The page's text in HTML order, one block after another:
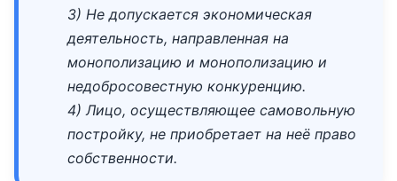
3) Не допускается экономическая
деятельность, направленная на
монополизацию и монополизацию и
недобросовестную конкуренцию.
4) Лицо, осуществляющее самовольную
постройку, не приобретает на неё право
собственности.